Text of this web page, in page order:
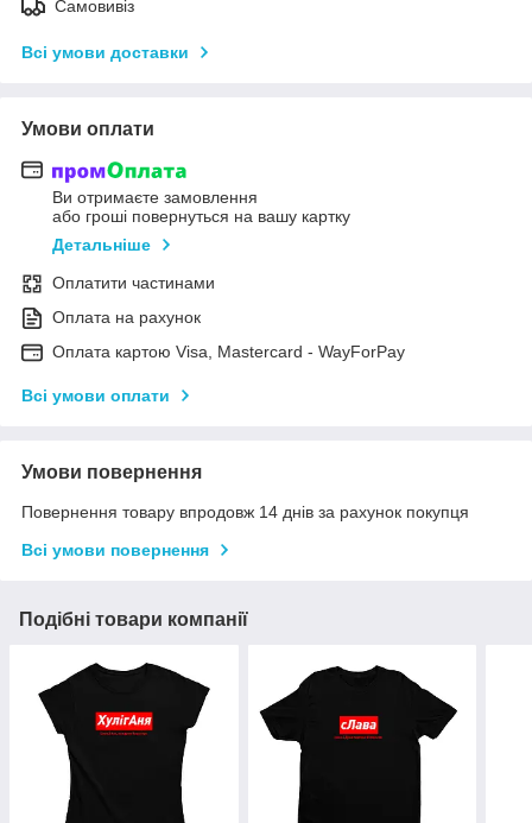
Самовивіз
Всі умови доставки
Умови оплати
Ви отримаєте замовлення
або гроші повернуться на вашу картку
Детальніше
Оплатити частинами
Оплата на рахунок
Оплата картою Visa, Mastercard - WayForPay
Всі умови оплати
Умови повернення
Повернення товару впродовж 14 днів за рахунок покупця
Всі умови повернення
Подібні товари компанії